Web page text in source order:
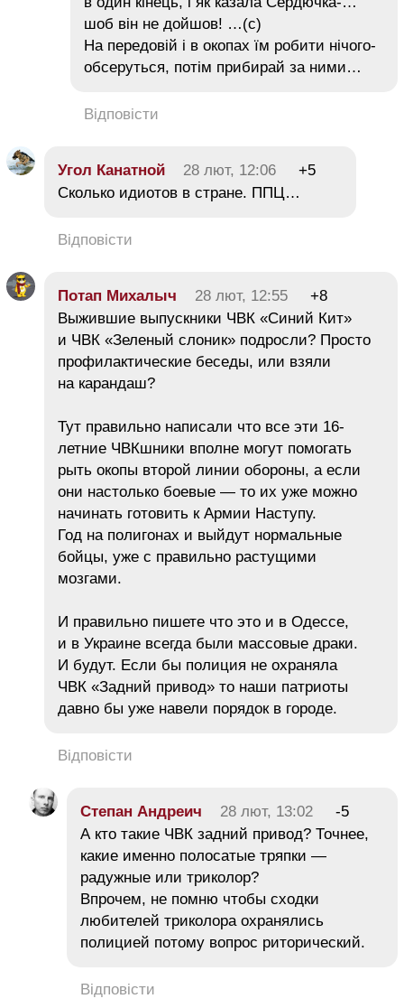
шоб він не дойшов! …(с)
На передовій і в окопах їм робити нічого-
обсеруться, потім прибирай за ними…
Відповісти
Угол Канатной 28 лют, 12:06
+5
Сколько идиотов в стране. ППЦ…
Відповісти
Потап Михалыч 28 лют, 12:55
+8
Выжившие выпускники ЧВК «Синий Кит»
и ЧВК «Зеленый слоник» подросли? Просто
профилактические беседы, или взяли
на карандаш?
Тут правильно написали что все эти 16-
летние ЧВКшники вполне могут помогать
рыть окопы второй линии обороны, а если
они настолько боевые — то их уже можно
начинать готовить к Армии Наступу.
Год на полигонах и выйдут нормальные
бойцы, уже с правильно растущими
мозгами.
И правильно пишете что это и в Одессе,
и в Украине всегда были массовые драки.
И будут. Если бы полиция не охраняла
ЧВК «Задний привод» то наши патриоты
давно бы уже навели порядок в городе.
Відповісти
Степан Андреич 28 лют, 13:02
-5
А кто такие ЧВК задний привод? Точнее,
какие именно полосатые тряпки —
радужные или триколор?
Впрочем, не помню чтобы сходки
любителей триколора охранялись
полицией потому вопрос риторический.
Відповісти